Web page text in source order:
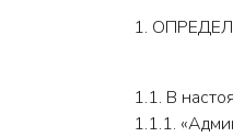
1.
1.1. В
1.1.1.